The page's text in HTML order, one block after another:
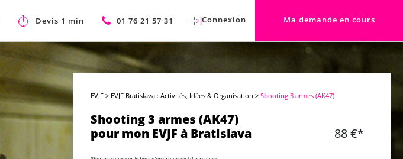
Devis 1 min 01 76 21 57 31 Connexion Ma demande en cours
EVJF > EVJF Bratislava : Activités, Idées & Organisation >Shooting 3 armes (AK47)
Shooting 3 armes (AK47)
pour mon EVJF à Bratislava
88 €*